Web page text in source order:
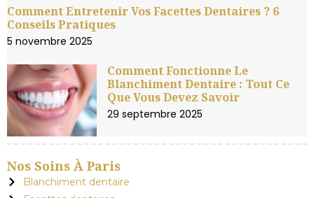
Comment Entretenir Vos Facettes Dentaires ? 6
Conseils Pratiques
5 novembre 2025
Comment Fonctionne Le
Blanchiment Dentaire : Tout Ce
Que Vous Devez Savoir
29 septembre 2025
Nos Soins À Paris
Blanchiment dentaire